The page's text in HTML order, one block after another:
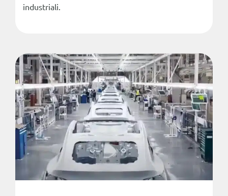
industriali.